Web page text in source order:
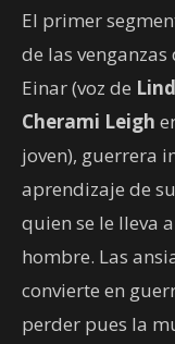
El primer
de las
Einar (voz de
Cherami Leigh
joven), guerrera
aprendizaje de
quien se le lleva
hombre. Las
convierte en
perder pues la